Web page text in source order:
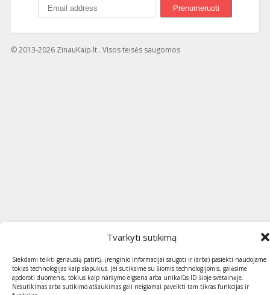
Tvarkyti sutikimą
Siekdami teikti geriausią patirtį, įrenginio informacijai saugoti ir (arba) pasiekti naudojame
tokias technologijas kaip slapukus. Jei sutiksime su šiomis technologijomis, galėsime
apdoroti duomenis, tokius kaip naršymo elgsena arba unikalūs ID šioje svetainėje.
Nesutikimas arba sutikimo atšaukimas gali neigiamai paveikti tam tikras funkcijas ir
© 2013-2026 ZinauKaip.lt . Visos teisės saugomos